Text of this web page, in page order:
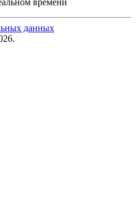
времени
данных